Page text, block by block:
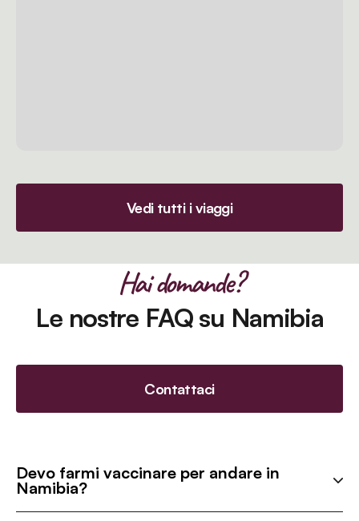
Vedi tutti i viaggi
Hai domande?
Le nostre FAQ su Namibia
Contattaci
Devo farmi vaccinare per andare in
Namibia?